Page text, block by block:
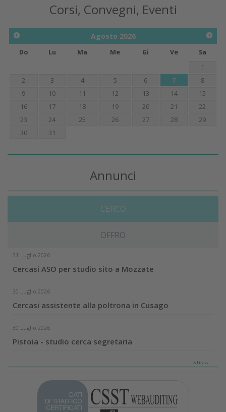
Corsi, Convegni, Eventi
Agosto 2026
Do Lu Ma Me Gi Ve
Sa
1
2
3 4 5 6 7
8
9
10 11 12 13 14
15
16
17 18 19 20 21
22
23
24 25 26 27 28
29
30
31
Annunci
CERCO
OFFRO
31 Luglio 2026
Cercasi ASO per studio sito a Mozzate
30 Luglio 2026
Cercasi assistente alla poltrona in Cusago
30 Luglio 2026
Pistoia - studio cerca segretaria
Altro...